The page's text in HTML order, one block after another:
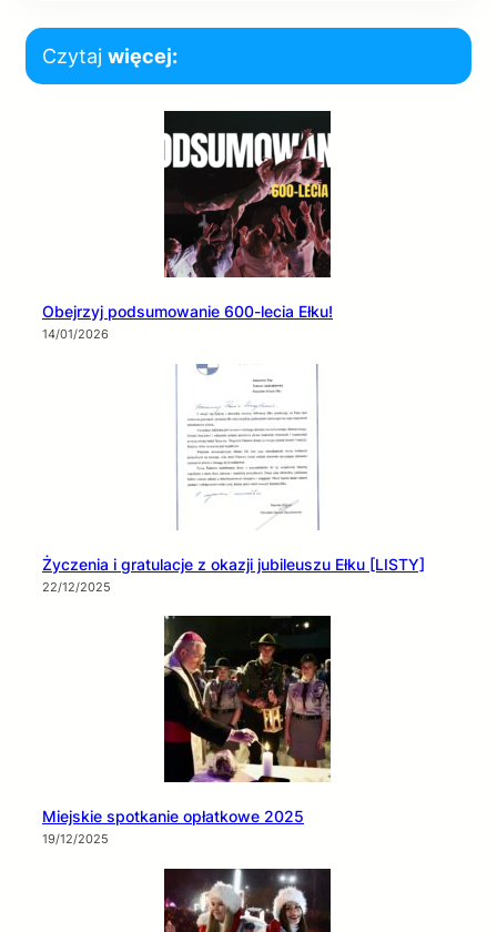
Czytaj więcej:
Obejrzyj podsumowanie 600-lecia Ełku!
14/01/2026
Życzenia i gratulacje z okazji jubileuszu Ełku [LISTY]
22/12/2025
Miejskie spotkanie opłatkowe 2025
19/12/2025